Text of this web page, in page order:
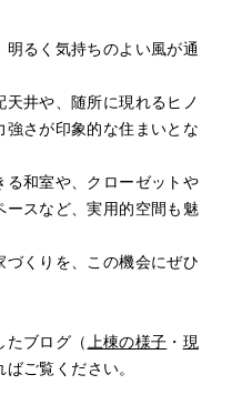
明るく気持ちのよい風が通
井や、随所に現れるヒノ
強さが印象的な住まいとな
る和室や、クローゼットや
ースなど、実用的空間も魅
づくりを、この機会にぜひ
たブログ（ 上棟の様子 ・ 現
ご覧ください。